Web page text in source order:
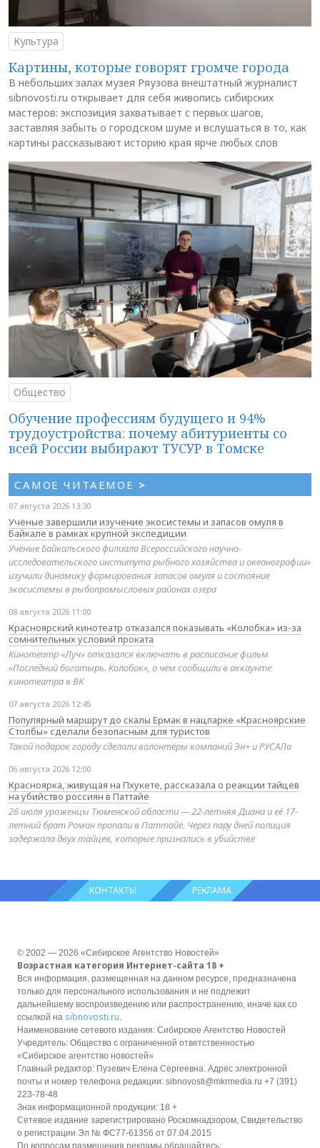
Культура
Картины, которые говорят громче города
В небольших залах музея Ряузова внештатный журналист
sibnovosti.ru открывает для себя живопись сибирских
мастеров: экспозиция захватывает с первых шагов,
заставляя забыть о городском шуме и вслушаться в то, как
картины рассказывают историю края ярче любых слов
Общество
Обучение профессиям будущего и 94%
трудоустройства: почему абитуриенты со
всей России выбирают ТУСУР в Томске
САМОЕ ЧИТАЕМОЕ >
07 августа 2026 13:30
Учёные завершили изучение экосистемы и запасов омуля в
Байкале в рамках крупной экспедиции
Учёные Байкальского филиала Всероссийского научно-
исследовательского института рыбного хозяйства и океанографии»
изучили динамику формирования запасов омуля и состояние
экосистемы в рыбопромысловых районах озера
08 августа 2026 11:00
Красноярский кинотеатр отказался показывать «Колобка» из-за
сомнительных условий проката
Кинотеатр «Луч» отказался включать в расписание фильм
«Последний богатырь. Колобок», о чем сообщили в аккаунте
кинотеатра в ВК
07 августа 2026 12:45
Популярный маршрут до скалы Ермак в нацпарке «Красноярские
Столбы» сделали безопасным для туристов
Такой подарок городу сделали волонтёры компаний Эн+ и РУСАЛа
06 августа 2026 12:00
Красноярка, живущая на Пхукете, рассказала о реакции тайцев
на убийство россиян в Паттайе
26 июля уроженцы Тюменской области — 22-летняя Диана и её 17-
летний брат Роман пропали в Паттайе. Через пару дней полиция
задержала двух тайцев, которые признались в убийстве
КОНТАКТЫ РЕКЛАМА
© 2002 — 2026 «Сибирское Агентство Новостей»
Возрастная категория Интернет-сайта 18 +
Вся информация, размещенная на данном ресурсе, предназначена
только для персонального использования и не подлежит
дальнейшему воспроизведению или распространению, иначе как со
ссылкой на sibnovosti.ru.
Наименование сетевого издания: Сибирское Агентство Новостей
Учредитель: Общество с ограниченной ответственностью
«Сибирское агентство новостей»
Главный редактор: Пузевич Елена Сергеевна. Адрес электронной
почты и номер телефона редакции: sibnovosti@mkrmedia.ru +7 (391)
223-78-48
Знак информационной продукции: 18 +
Сетевое издание зарегистрировано Роскомнадзором, Свидетельство
о регистрации Эл № ФС77-61356 от 07.04.2015
По вопросам размещения рекламы обращайтесь: